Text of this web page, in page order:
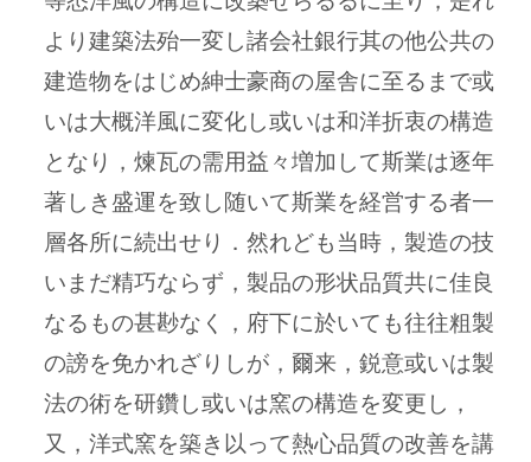
より建築法殆一変し諸会社銀行其の他公共の
建造物をはじめ紳士豪商の屋舎に至るまで或
いは大概洋風に変化し或いは和洋折衷の構造
となり，煉瓦の需用益々増加して斯業は逐年
著しき盛運を致し随いて斯業を経営する者一
層各所に続出せり．然れども当時，製造の技
いまだ精巧ならず，製品の形状品質共に佳良
なるもの甚尠なく，府下に於いても往往粗製
の謗を免かれざりしが，爾来，鋭意或いは製
法の術を研鑽し或いは窯の構造を変更し，
又，洋式窯を築き以って熱心品質の改善を講